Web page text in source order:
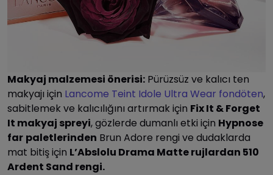
Makyaj malzemesi önerisi: Pürüzsüz ve kalıcı ten
makyajı için Lancome Teint Idole Ultra Wear fondöten,
sabitlemek ve kalıcılığını artırmak için Fix It & Forget
It makyaj spreyi, gözlerde dumanlı etki için Hypnose
far paletlerinden Brun Adore rengi ve dudaklarda
mat bitiş için L’Abslolu Drama Matte rujlardan 510
Ardent Sand rengi.